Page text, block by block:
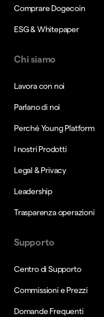
Comprare Dogecoin
ESG & Whitepaper
Chi siamo
Lavora con noi
Parlano di noi
Perché Young Platform
I nostri Prodotti
Legal & Privacy
Leadership
Trasparenza operazioni
Supporto
Centro di Supporto
Commissioni e Prezzi
Domande Frequenti